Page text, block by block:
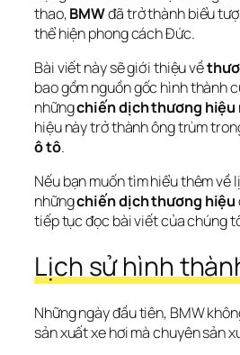
thao, BMW đã trở thành biểu
thể hiện phong cách Đức.
Bài viết này sẽ giới thiệu về
bao gồm nguồn gốc hình thành
những chiến dịch thương hiệu
hiệu này trở thành ông trùm
ô tô.
Nếu bạn muốn tìm hiểu thêm về
những chiến dịch thương hiệu
tiếp tục đọc bài viết của chúng
Lịch sử hình
Những ngày đầu tiên, BMW
sản xuất xe hơi mà chuyên sản